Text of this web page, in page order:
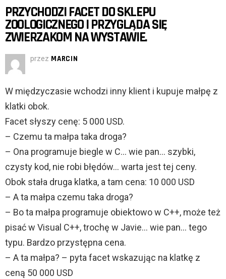
PRZYCHODZI FACET DO SKLEPU
ZOOLOGICZNEGO I PRZYGLĄDA SIĘ
ZWIERZAKOM NA WYSTAWIE.
przez MARCIN
W międzyczasie wchodzi inny klient i kupuje małpę z
klatki obok.
Facet słyszy cenę: 5 000 USD.
– Czemu ta małpa taka droga?
– Ona programuje biegle w C… wie pan… szybki,
czysty kod, nie robi błędów… warta jest tej ceny.
Obok stała druga klatka, a tam cena: 10 000 USD
– A ta małpa czemu taka droga?
– Bo ta małpa programuje obiektowo w C++, może też
pisać w Visual C++, trochę w Javie… wie pan… tego
typu. Bardzo przystępna cena.
– A ta małpa? – pyta facet wskazując na klatkę z
ceną 50 000 USD